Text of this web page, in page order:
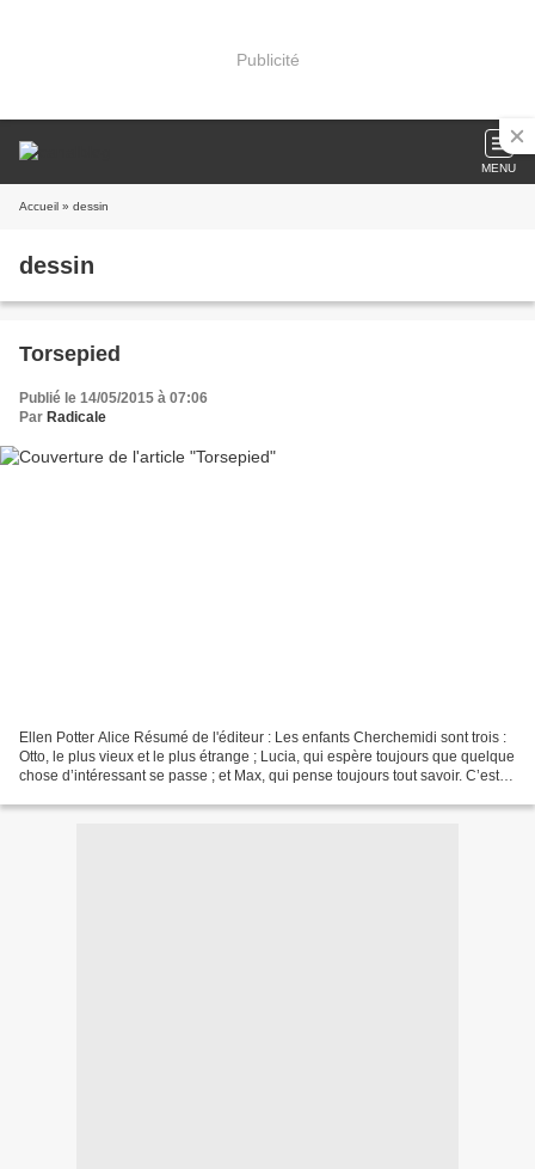
Publicité
MENU
Accueil » dessin
dessin
Torsepied
Publié le 14/05/2015 à 07:06
Par Radicale
Ellen Potter Alice Résumé de l'éditeur : Les enfants Cherchemidi sont trois :
Otto, le plus vieux et le plus étrange ; Lucia, qui espère toujours que quelque
chose d’intéressant se passe ; et Max, qui pense toujours tout savoir. C’est